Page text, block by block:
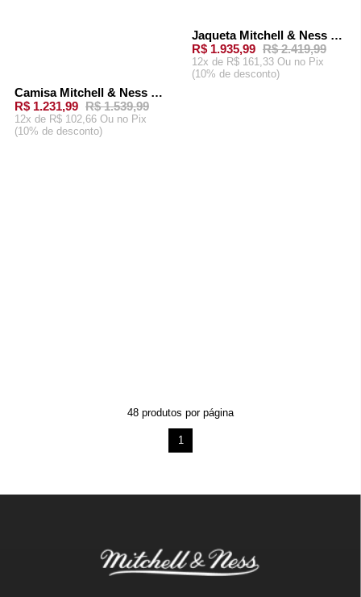
Jaqueta Mitchell & Ness Undeniable Full Zip Windbreaker Philadelphia Eagles Verde
R$ 1.935,99 R$ 2.419,99
12x de R$ 161,33 Ou no Pix
(10% de desconto)
-20%
Camisa Mitchell & Ness NFL Legacy Jersey Philadelphia Eagles 1990 Reggie White Verde
R$ 1.231,99 R$ 1.539,99
12x de R$ 102,66 Ou no Pix
(10% de desconto)
48 produtos por página
1